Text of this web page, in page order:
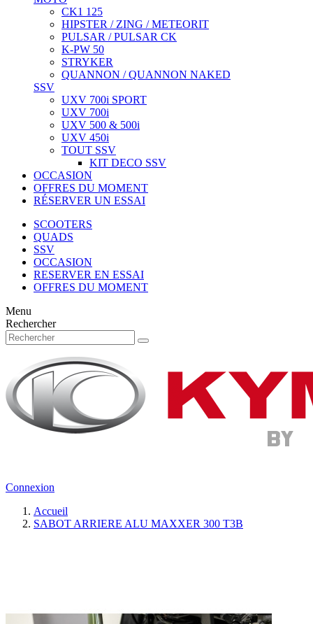
CK1 125
HIPSTER / ZING / METEORIT
PULSAR / PULSAR CK
K-PW 50
STRYKER
QUANNON / QUANNON NAKED
SSV
UXV 700i SPORT
UXV 700i
UXV 500 & 500i
UXV 450i
TOUT SSV
KIT DECO SSV
OCCASION
OFFRES DU MOMENT
RÉSERVER UN ESSAI
SCOOTERS
QUADS
SSV
OCCASION
RESERVER EN ESSAI
OFFRES DU MOMENT
Menu
Rechercher
Connexion
Accueil
SABOT ARRIERE ALU MAXXER 300 T3B